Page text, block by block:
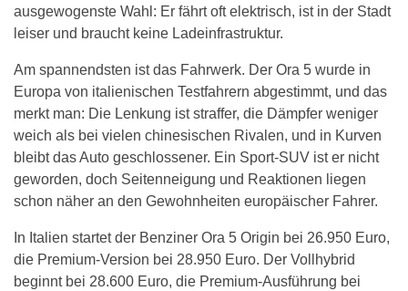
ausgewogenste Wahl: Er fährt oft elektrisch, ist in der Stadt
leiser und braucht keine Ladeinfrastruktur.
Am spannendsten ist das Fahrwerk. Der Ora 5 wurde in
Europa von italienischen Testfahrern abgestimmt, und das
merkt man: Die Lenkung ist straffer, die Dämpfer weniger
weich als bei vielen chinesischen Rivalen, und in Kurven
bleibt das Auto geschlossener. Ein Sport-SUV ist er nicht
geworden, doch Seitenneigung und Reaktionen liegen
schon näher an den Gewohnheiten europäischer Fahrer.
In Italien startet der Benziner Ora 5 Origin bei 26.950 Euro,
die Premium-Version bei 28.950 Euro. Der Vollhybrid
beginnt bei 28.600 Euro, die Premium-Ausführung bei